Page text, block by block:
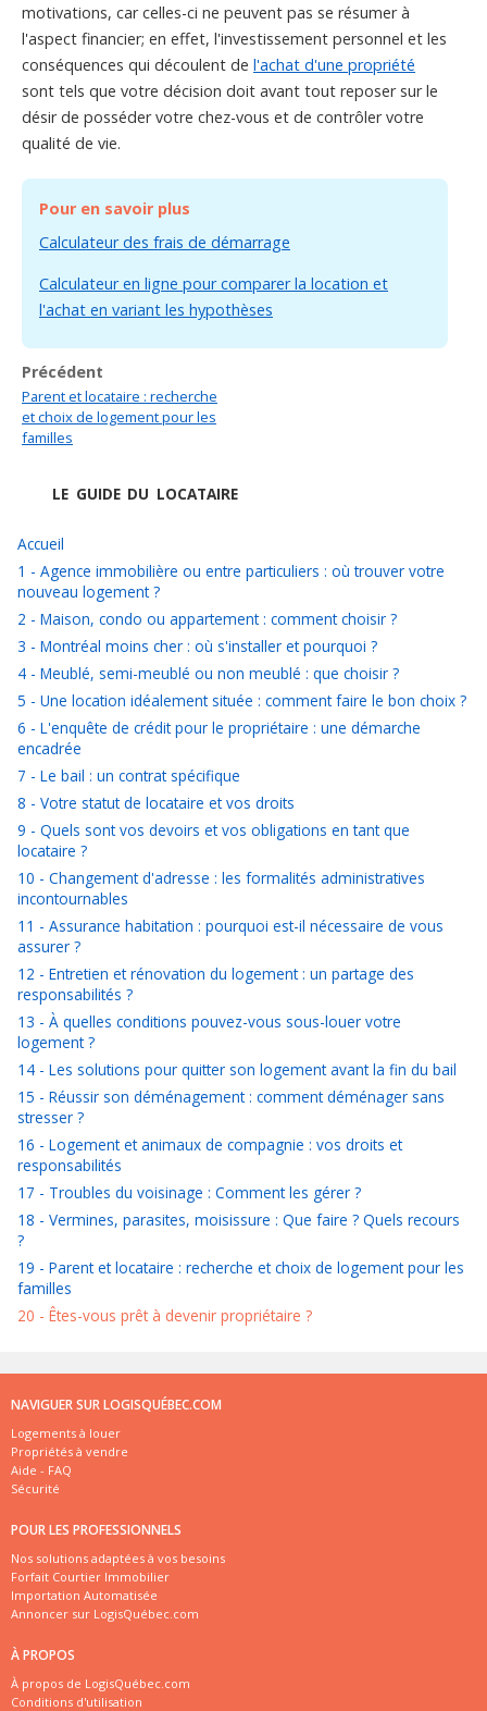
motivations, car celles-ci ne peuvent pas se résumer à
l'aspect financier; en effet, l'investissement personnel et les
conséquences qui découlent de l'achat d'une propriété
sont tels que votre décision doit avant tout reposer sur le
désir de posséder votre chez-vous et de contrôler votre
qualité de vie.
Pour en savoir plus
Calculateur des frais de démarrage
Calculateur en ligne pour comparer la location et
l'achat en variant les hypothèses
Précédent
Parent et locataire : recherche
et choix de logement pour les
familles
LE GUIDE DU LOCATAIRE
Accueil
1 - Agence immobilière ou entre particuliers : où trouver votre
nouveau logement ?
2 - Maison, condo ou appartement : comment choisir ?
3 - Montréal moins cher : où s'installer et pourquoi ?
4 - Meublé, semi-meublé ou non meublé : que choisir ?
5 - Une location idéalement située : comment faire le bon choix ?
6 - L'enquête de crédit pour le propriétaire : une démarche
encadrée
7 - Le bail : un contrat spécifique
8 - Votre statut de locataire et vos droits
9 - Quels sont vos devoirs et vos obligations en tant que
locataire ?
10 - Changement d'adresse : les formalités administratives
incontournables
11 - Assurance habitation : pourquoi est-il nécessaire de vous
assurer ?
12 - Entretien et rénovation du logement : un partage des
responsabilités ?
13 - À quelles conditions pouvez-vous sous-louer votre
logement ?
14 - Les solutions pour quitter son logement avant la fin du bail
15 - Réussir son déménagement : comment déménager sans
stresser ?
16 - Logement et animaux de compagnie : vos droits et
responsabilités
17 - Troubles du voisinage : Comment les gérer ?
18 - Vermines, parasites, moisissure : Que faire ? Quels recours
?
19 - Parent et locataire : recherche et choix de logement pour les
familles
20 - Êtes-vous prêt à devenir propriétaire ?
NAVIGUER SUR LOGISQUÉBEC.COM
Logements à louer
Propriétés à vendre
Aide - FAQ
Sécurité
POUR LES PROFESSIONNELS
Nos solutions adaptées à vos besoins
Forfait Courtier Immobilier
Importation Automatisée
Annoncer sur LogisQuébec.com
À PROPOS
À propos de LogisQuébec.com
Conditions d'utilisation